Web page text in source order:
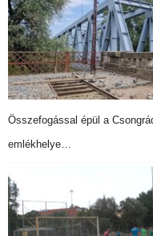
Összefogással épül a
emlékhelye…